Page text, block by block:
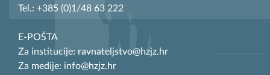
Tel.: +385 (0)1/48 63 222
E-POŠTA
Za institucije: ravnateljstvo@hzjz.hr
Za medije: info@hzjz.hr